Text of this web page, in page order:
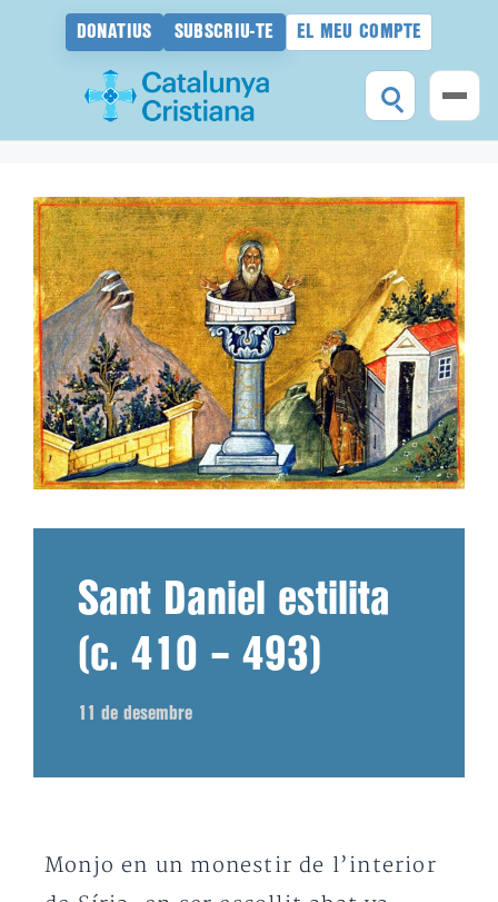
DONATIUS SUBSCRIU-TE EL MEU COMPTE
contingut
Sant Daniel estilita
(c. 410 – 493)
11 de desembre
Monjo en un monestir de l’interior